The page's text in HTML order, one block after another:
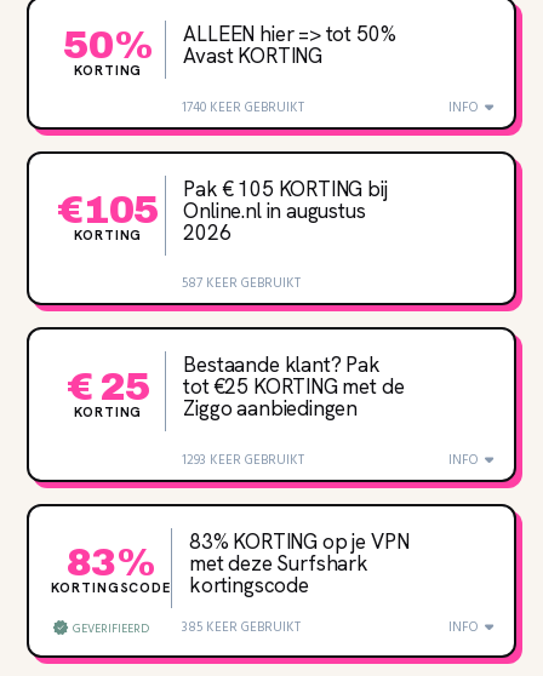
50%
KORTING
ALLEEN hier => tot 50%
Avast KORTING
1740 KEER GEBRUIKT INFO
€105
KORTING
Pak € 105 KORTING bij
Online.nl in augustus
2026
587 KEER GEBRUIKT
€ 25
KORTING
Bestaande klant? Pak
tot €25 KORTING met de
Ziggo aanbiedingen
1293 KEER GEBRUIKT INFO
83%
KORTINGSCODE
83% KORTING op je VPN
met deze Surfshark
kortingscode
GEVERIFIEERD 385 KEER GEBRUIKT INFO